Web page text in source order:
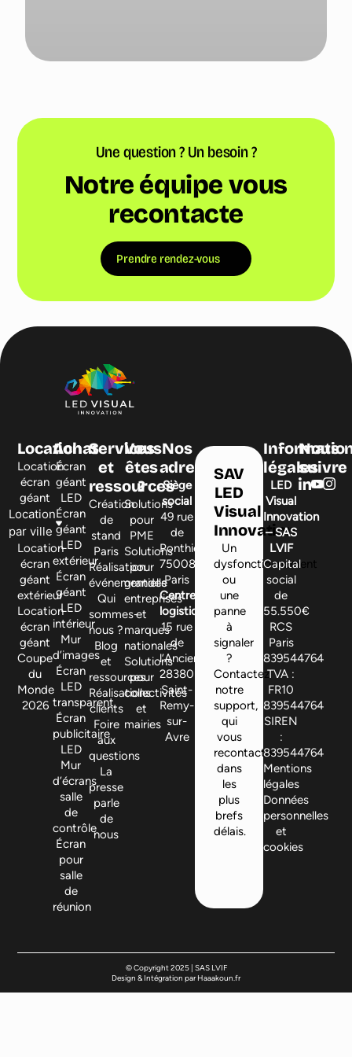
Une question ? Un besoin ?
Notre équipe vous
recontacte
Prendre rendez-vous
Location
Location
écran
géant
Location
par ville
Location
écran
géant
extérieur
Location
écran
géant
Coupe
du
Monde
2026
Achat
Écran
géant
LED
Écran
géant
LED
extérieur
Écran
géant
LED
intérieur
Mur
d’images
Écran
LED
transparent
Écran
publicitaire
LED
Mur
d’écrans
salle
de
contrôle
Écran
pour
salle
de
réunion
Services
et
ressources
Création
de
stand
Paris
Réalisation
événementielle
Qui
sommes-
nous ?
Blog
et
ressources
Réalisations
clients
Foire
aux
questions
La
presse
parle
de
nous
Vous
êtes
?
Solutions
pour
PME
Solutions
pour
grandes
entreprises
et
marques
nationales
Solutions
pour
collectivités
et
mairies
Nos
adresses
Siège
social
49 rue
de
Ponthieu,
75008
Paris
Centre
logistique
15 rue
de
l’Ancienne,
28380
Saint-
Remy-
sur-
Avre
SAV
LED
Visual
Innovation
Un
dysfonctionnement
ou
une
panne
à
signaler
?
Contactez
notre
support,
qui
vous
recontactera
dans
les
plus
brefs
délais.
légales
LED
Visual
Innovation
– SAS
LVIF
Capital
social
de
55.550€
RCS
Paris
839544764
TVA :
FR10
839544764
SIREN
:
839544764
Mentions
légales
Données
personnelles
et
cookies
Nous
suivre
© Copyright 2025 | SAS LVIF
Design & Intégration par Haaakoun.fr